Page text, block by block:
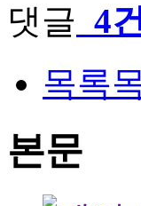
댓글 4
목록
본문